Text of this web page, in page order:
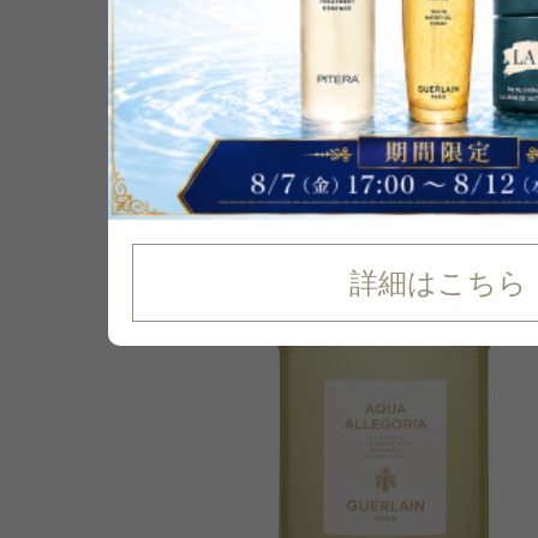
詳細はこちら
19%
OFF